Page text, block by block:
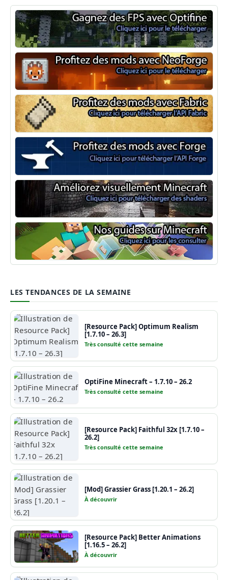
Optifine
NeoForge
Minecraft Fabric
Minecraft Forge
Shaders Minecraft
Guide Minecraft
LES TENDANCES DE LA SEMAINE
[Resource Pack] Optimum Realism
[1.7.10 – 26.3]
Très consulté cette semaine
OptiFine Minecraft – 1.7.10 – 26.2
Très consulté cette semaine
[Resource Pack] Faithful 32x [1.7.10 –
26.2]
Très consulté cette semaine
[Mod] Grassier Grass [1.20.1 – 26.2]
À découvrir
[Resource Pack] Better Animations
[1.16.5 – 26.2]
À découvrir